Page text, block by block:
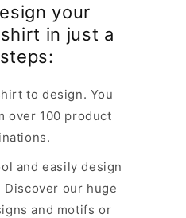
your
in just a
to design. You
over 100 product
and easily design
our huge
and motifs or